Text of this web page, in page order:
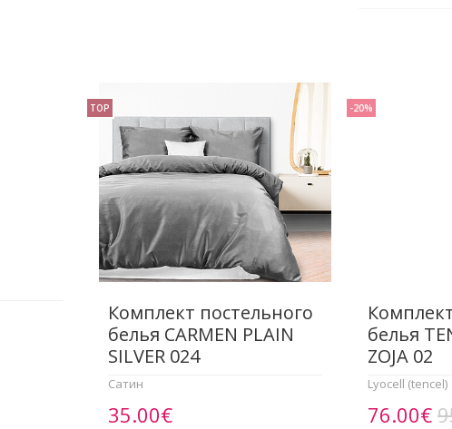
TOP
Комплект постельного
белья CARMEN PLAIN
SILVER 024
Сатин
35.00€
-20%
белья
ZOJA 02
Lyocell (tencel)
76.00€